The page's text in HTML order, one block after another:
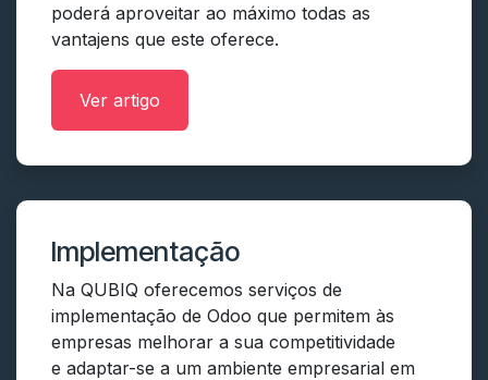
poderá aproveitar ao máximo todas as
vantajens que este oferece.
Ver artigo
Implementação
Na QUBIQ oferecemos serviços de
implementação de Odoo que permitem às
empresas melhorar a sua competitividade
e adaptar-se a um ambiente empresarial em